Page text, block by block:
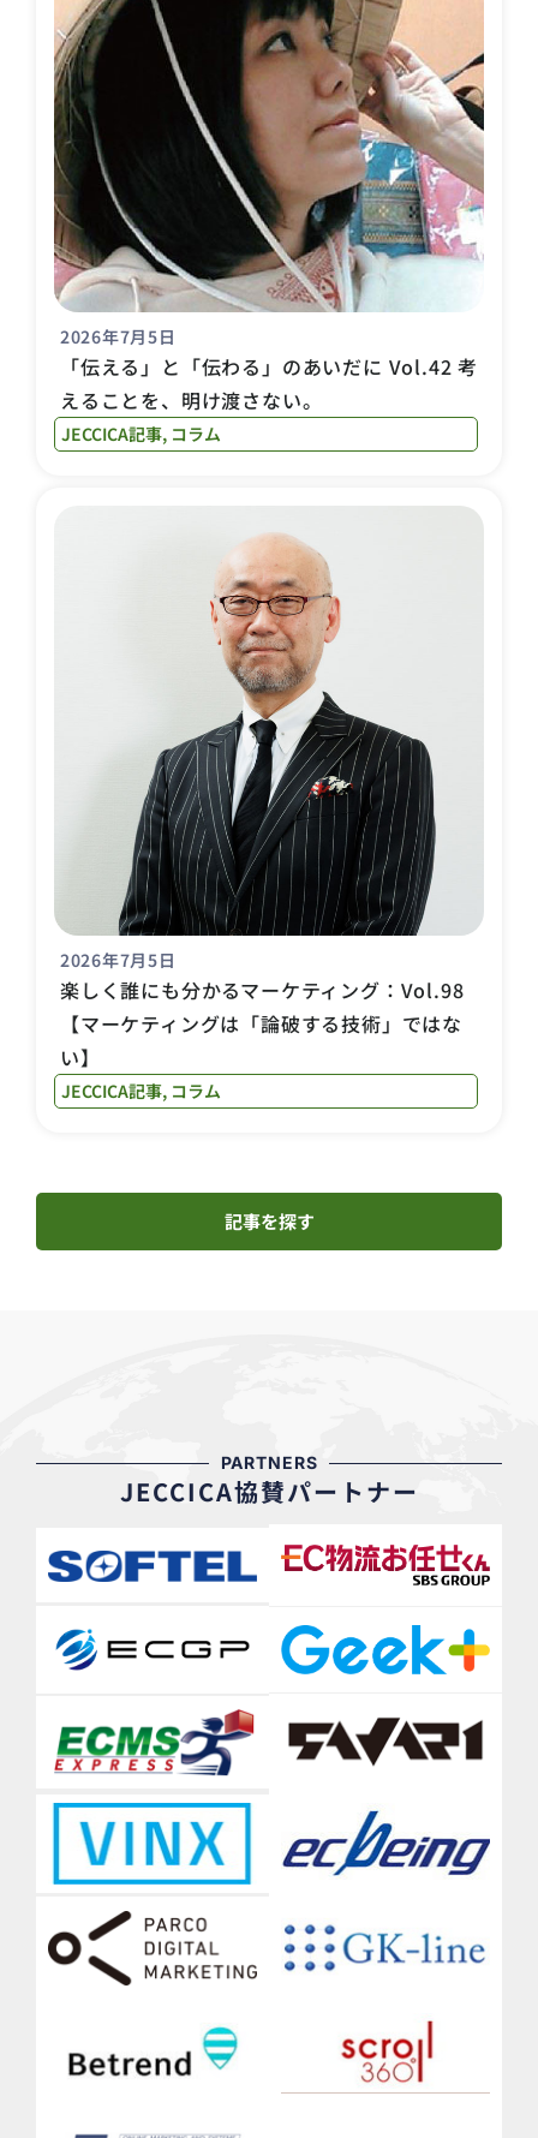
2026年7月5日
「伝える」と「伝わる」のあいだに Vol.42 考
えることを、明け渡さない。
JECCICA記事, コラム
2026年7月5日
楽しく誰にも分かるマーケティング：Vol.98
【マーケティングは「論破する技術」ではな
い】
JECCICA記事, コラム
記事を探す
PARTNERS
JECCICA協賛パートナー